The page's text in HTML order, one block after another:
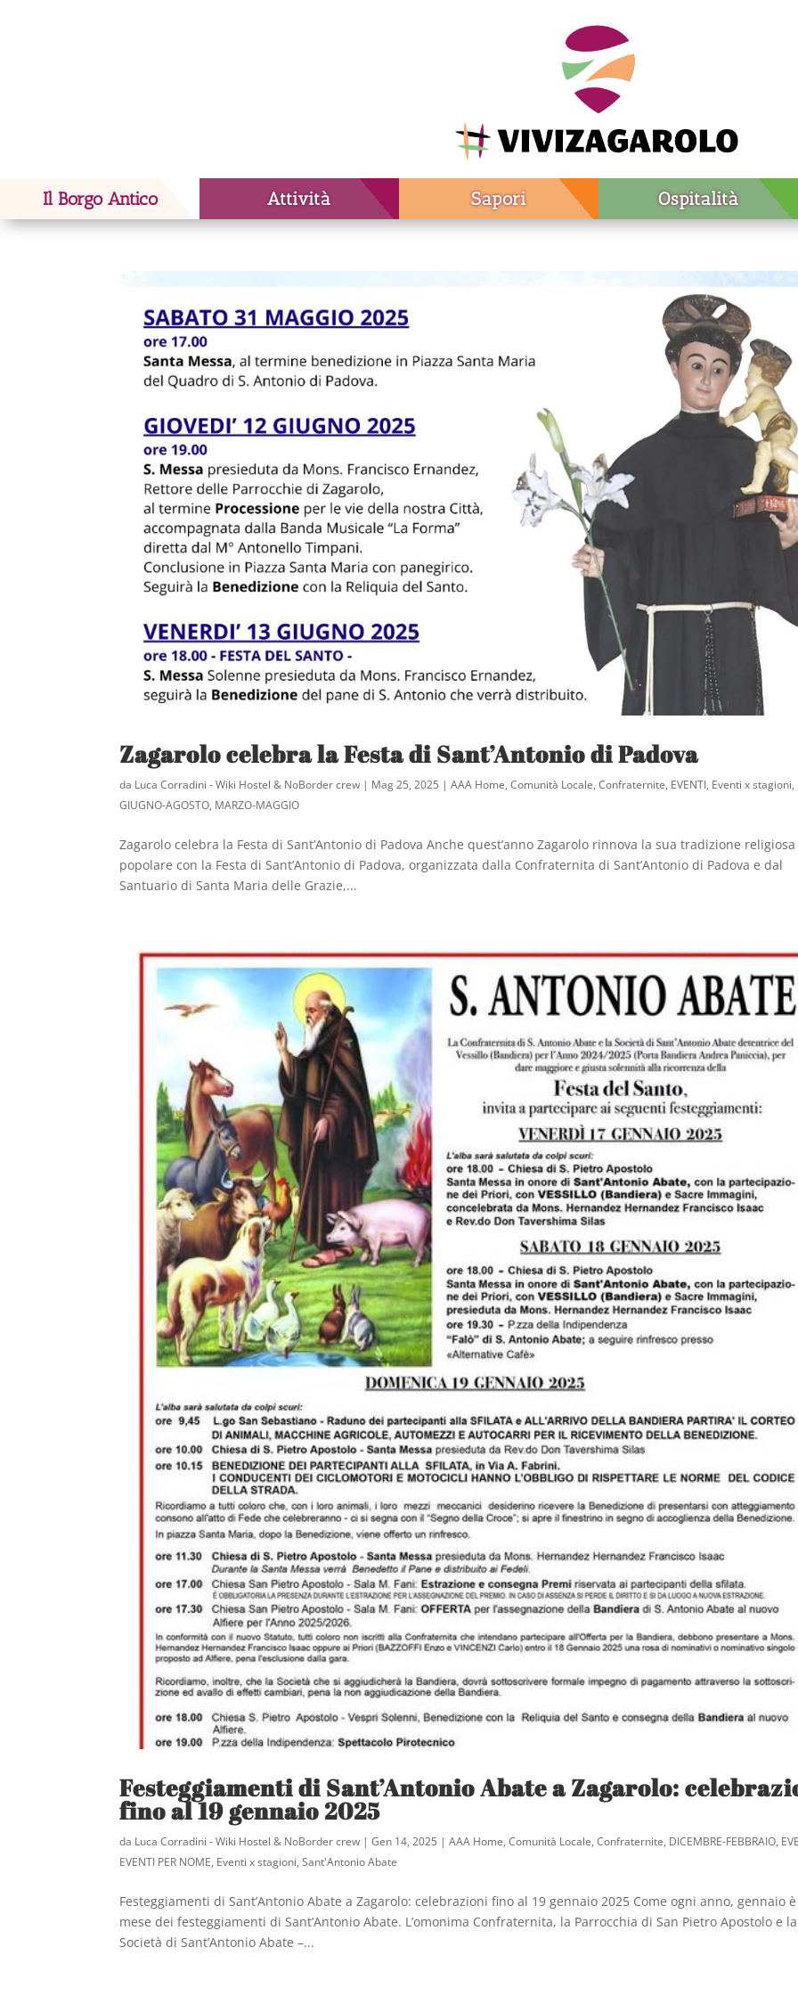
Il Borgo Antico Attività Sapori Ospitalità
Zagarolo celebra la Festa di Sant’Antonio di Padova
da Luca Corradini - Wiki Hostel & NoBorder crew | Mag 25, 2025 |AAA Home,Comunità Locale,Confraternite, EVENTI, Eventi x stagioni,
GIUGNO-AGOSTO, MARZO-MAGGIO
Zagarolo celebra la Festa di Sant’Antonio di Padova Anche quest’anno Zagarolo rinnova la sua tradizione
popolare con la Festa di Sant’Antonio di Padova, organizzata dalla Confraternita di Sant’Antonio di Padova e dal
Santuario di Santa Maria delle Grazie,...
Festeggiamenti di Sant’Antonio Abate a Zagarolo:
fino al 19 gennaio 2025
da Luca Corradini - Wiki Hostel & NoBorder crew |Gen 14, 2025 |AAA Home,Comunità Locale,Confraternite, DICEMBRE-FEBBRAIO,
EVENTI PER NOME, Eventi x stagioni,Sant'Antonio Abate
Festeggiamenti di Sant’Antonio Abate a Zagarolo: celebrazioni fino al 19 gennaio 2025 Come ogni anno, gennaio
mese dei festeggiamenti di Sant’Antonio Abate. L’omonima Confraternita, la Parrocchia di San Pietro Apostolo e la
Società di Sant’Antonio Abate –...